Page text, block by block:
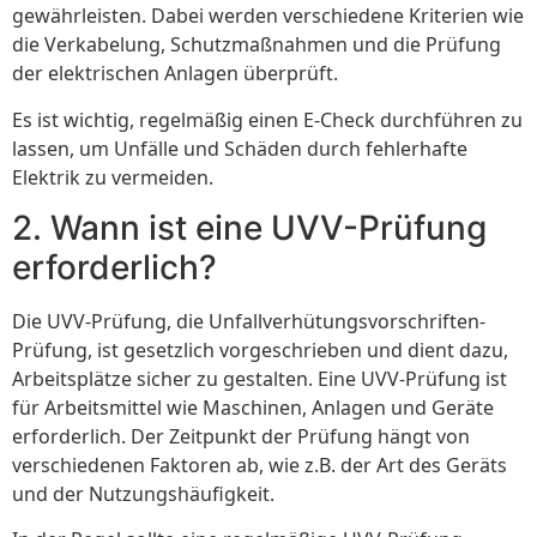
gewährleisten. Dabei werden verschiedene Kriterien wie
die Verkabelung, Schutzmaßnahmen und die Prüfung
der elektrischen Anlagen überprüft.
Es ist wichtig, regelmäßig einen E-Check durchführen zu
lassen, um Unfälle und Schäden durch fehlerhafte
Elektrik zu vermeiden.
2. Wann ist eine UVV-Prüfung
erforderlich?
Die UVV-Prüfung, die Unfallverhütungsvorschriften-
Prüfung, ist gesetzlich vorgeschrieben und dient dazu,
Arbeitsplätze sicher zu gestalten. Eine UVV-Prüfung ist
für Arbeitsmittel wie Maschinen, Anlagen und Geräte
erforderlich. Der Zeitpunkt der Prüfung hängt von
verschiedenen Faktoren ab, wie z.B. der Art des Geräts
und der Nutzungshäufigkeit.